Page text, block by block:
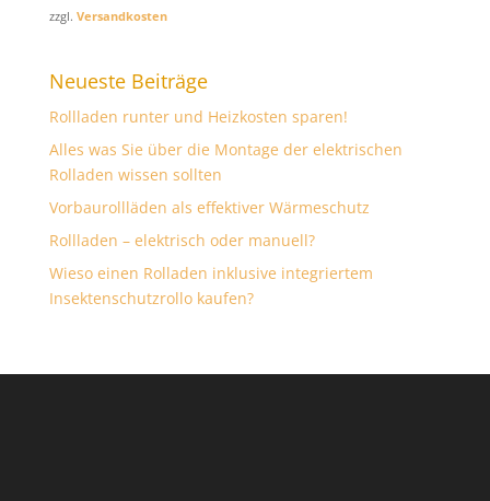
zzgl. Versandkosten
Neueste Beiträge
Rollladen runter und Heizkosten sparen!
Alles was Sie über die Montage der elektrischen
Rolladen wissen sollten
Vorbaurollläden als effektiver Wärmeschutz
Rollladen – elektrisch oder manuell?
Wieso einen Rolladen inklusive integriertem
Insektenschutzrollo kaufen?